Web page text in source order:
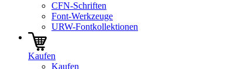
CFN-Schriften
Font-Werkzeuge
URW-Fontkollektionen
Kaufen
Kaufen